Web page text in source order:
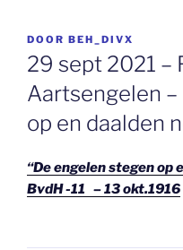
GEPLAATST
OP
DOOR BEH_DIVX
29 sept 2021 –
Aartsengelen
op en daalden
“De engelen stegen op
BvdH -11 – 13 okt.1916